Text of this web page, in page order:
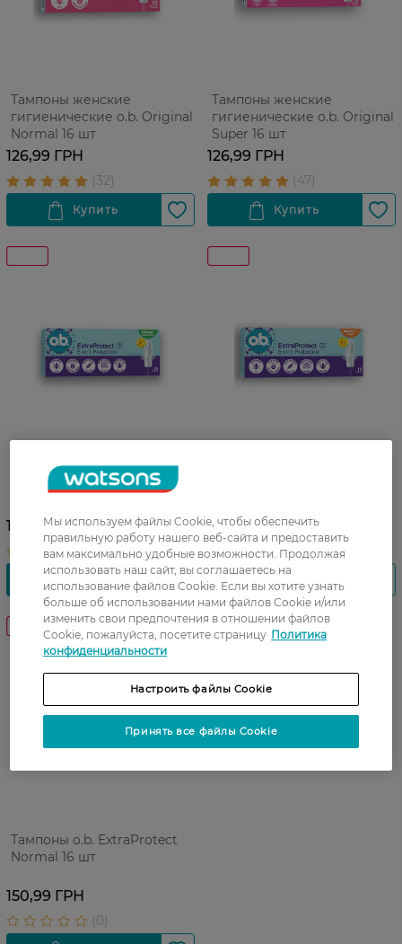
Тампоны женские
гигиенические o.b. Original
Normal 16 шт
126,99 ГРН
Тампоны женские
гигиенические o.b. Original
Super 16 шт
126,99 ГРН
Тампоны о.b. Extra Protect
Super Comfort 16 шт
150,99 ГРН 150,99 ГРН
Тампоны o.b. ExtraProtect
Normal 16 шт
150,99 ГРН
Мы используем файлы Cookie, чтобы обеспечить
правильную работу нашего веб-сайта и предоставить
вам максимально удобные возможности. Продолжая
использовать наш сайт, вы соглашаетесь на
использование файлов Cookie. Если вы хотите узнать
больше об использовании нами файлов Cookie и/или
изменить свои предпочтения в отношении файлов
Cookie, пожалуйста, посетите страницу Политика
конфиденциальности
Настроить файлы Cookie
Принять все файлы Cookie